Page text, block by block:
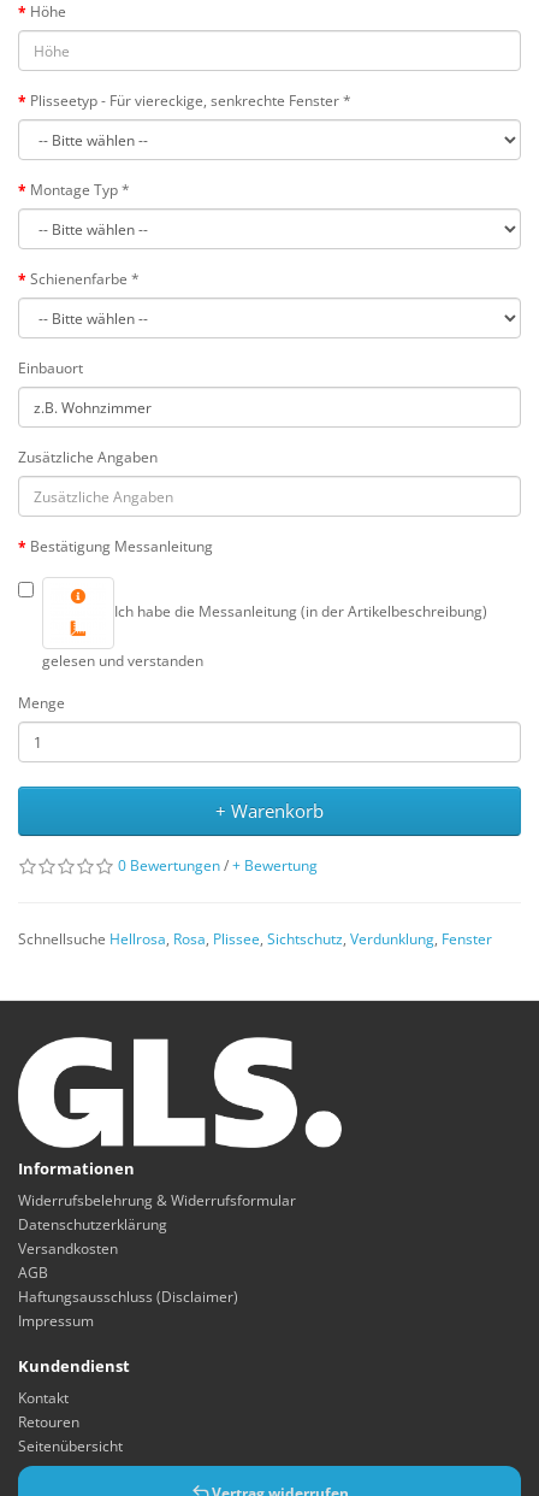
Höhe
Plisseetyp - Für viereckige, senkrechte Fenster *
Montage Typ *
Schienenfarbe *
Einbauort
Zusätzliche Angaben
Bestätigung Messanleitung
Ich habe die Messanleitung (in der Artikelbeschreibung)
gelesen und verstanden
Menge
+ Warenkorb
0 Bewertungen/+ Bewertung
Schnellsuche Hellrosa, Rosa, Plissee, Sichtschutz, Verdunklung, Fenster
Informationen
Widerrufsbelehrung & Widerrufsformular
Datenschutzerklärung
Versandkosten
AGB
Haftungsausschluss (Disclaimer)
Impressum
Kundendienst
Kontakt
Retouren
Seitenübersicht